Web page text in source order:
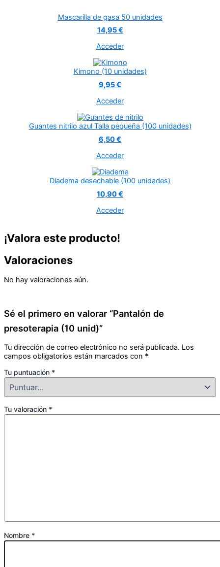
Mascarilla de gasa 50 unidades
14,95 €
Acceder
Kimono (10 unidades)
9,95 €
Acceder
Guantes nitrilo azul Talla pequeña (100 unidades)
6,50 €
Acceder
Diadema desechable (100 unidades)
10,90 €
Acceder
¡Valora este producto!
Valoraciones
No hay valoraciones aún.
Sé el primero en valorar “Pantalón de
presoterapia (10 unid)”
Tu dirección de correo electrónico no será publicada. Los
campos obligatorios están marcados con *
Tu puntuación *
Tu valoración *
Nombre *